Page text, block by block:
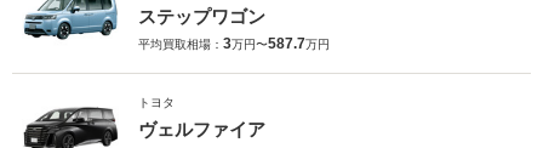
ステップワゴン
平均買取相場： 3万円〜587.7万円
トヨタ
ヴェルファイア